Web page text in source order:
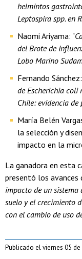
helmintos
Leptospira spp. en
Naomi Ariyama: "
del Brote de
Lobo Marino
Fernando
de Escherichia coli
Chile: evidencia
María Belén
la selección y
impacto en la
La ganadora en esta
presentó los
impacto de un
suelo y el crecimiento
con el cambio de uso
Publicado el viernes 05